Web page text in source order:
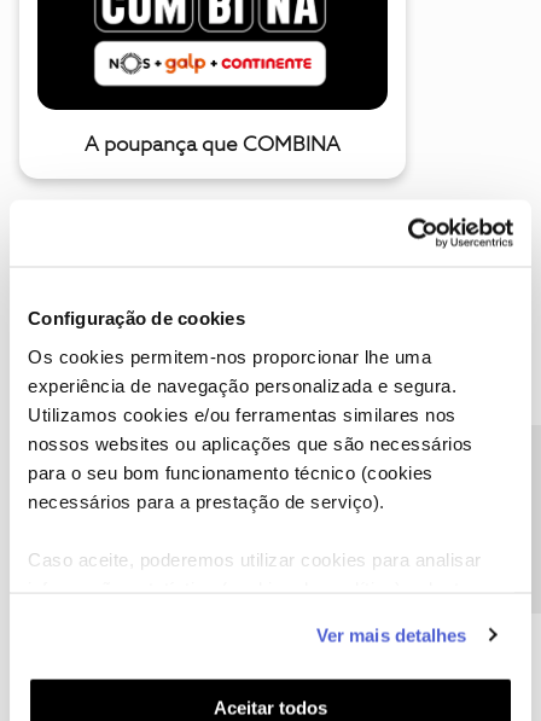
Configuração de cookies
Os cookies permitem-nos proporcionar lhe uma
experiência de navegação personalizada e segura.
Utilizamos cookies e/ou ferramentas similares nos
nossos websites ou aplicações que são necessários
para o seu bom funcionamento técnico (cookies
necessários para a prestação de serviço).
Caso aceite, poderemos utilizar cookies para analisar
funcionalidades (cookies de personalização e
funcionalidade) e adaptar anúncios aos seus interesses
(cookies de publicidade personalizada). Pode gerir a
Ver mais detalhes
Aceitar todos
A poupança que COMBINA
Descubra as novidades de julho
Hall of Fame de julho